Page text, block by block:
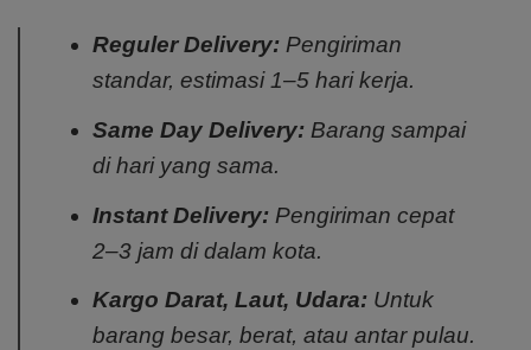
Reguler Delivery:Pengiriman
standar, estimasi 1–5 hari kerja.
Same Day Delivery:Barang sampai
di hari yang sama.
Instant Delivery:Pengiriman cepat
2–3 jam di dalam kota.
Kargo Darat, Laut, Udara:Untuk
barang besar, berat, atau antar pulau.